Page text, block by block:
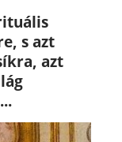
s azt
azt